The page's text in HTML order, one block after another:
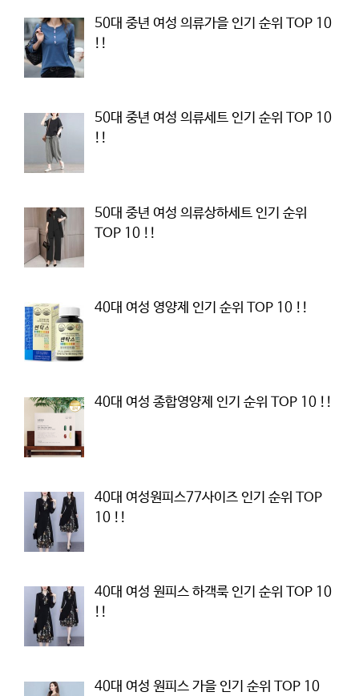
50대 중년 여성 의류가을 인기 순위 TOP 10
!!
50대 중년 여성 의류세트 인기 순위 TOP 10
!!
50대 중년 여성 의류상하세트 인기 순위
TOP 10 !!
40대 여성 영양제 인기 순위 TOP 10 !!
40대 여성 종합영양제 인기 순위 TOP 10 !!
40대 여성원피스77사이즈 인기 순위 TOP
10 !!
40대 여성 원피스 하객룩 인기 순위 TOP 10
!!
40대 여성 원피스 가을 인기 순위 TOP 10